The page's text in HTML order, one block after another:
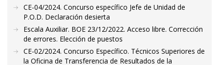
CE-04/2024. Concurso específico Jefe de Unidad de
P.O.D. Declaración desierta
Escala Auxiliar. BOE 23/12/2022. Acceso libre. Corrección
de errores. Elección de puestos
CE-02/2024. Concurso Específico. Técnicos Superiores de
la Oficina de Transferencia de Resultados de la